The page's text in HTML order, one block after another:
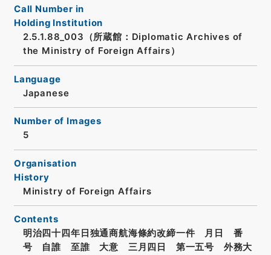
Call Number in
Holding Institution
2.5.1.88_003（所蔵館：Diplomatic Archives of
the Ministry of Foreign Affairs）
Language
Japanese
Number of Images
5
Organisation
History
Ministry of Foreign Affairs
Contents
明治四十四年日独通商航海條約改締一件 月日 番
号 自誰 至誰 大意 三月四日 第一五号 外務大